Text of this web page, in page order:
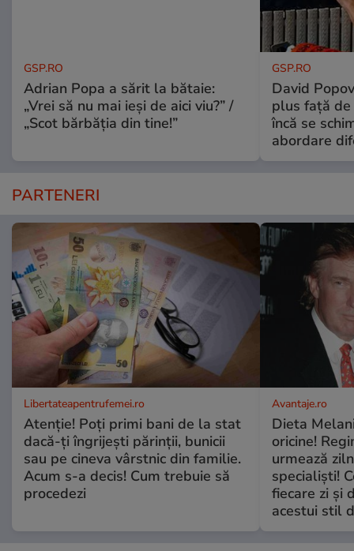
GSP.RO
Adrian Popa a sărit la bătaie:
„Vrei să nu mai ieși de aici viu?” /
„Scot bărbăția din tine!”
GSP.RO
David
plus față de
încă se
abordare
PARTENERI
Libertateapentrufemei.ro
Atenție! Poți primi bani de la stat
dacă-ți îngrijești părinții, bunicii
sau pe cineva vârstnic din familie.
Acum s-a decis! Cum trebuie să
procedezi
Avantaje.ro
Dieta
oricine!
urmează
specialiști!
fiecare zi și
acestui stil